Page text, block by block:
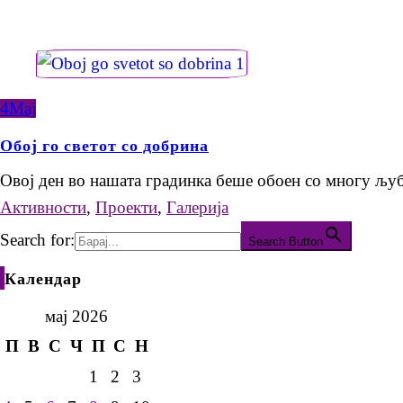
4Мај
Обој го светот со добрина
Овој ден во нашата градинка беше обоен со многу
Активности, Проекти, Галерија
Search for:
Search Button
Календар
мај 2026
П В С Ч П С Н
1
2
3